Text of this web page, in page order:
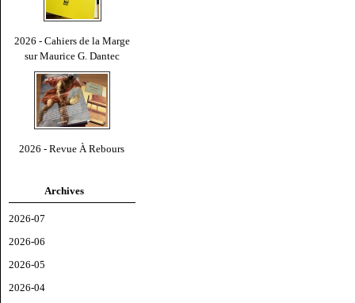
2026 - Cahiers de la Marge
sur Maurice G. Dantec
2026 - Revue À Rebours
Archives
2026-07
2026-06
2026-05
2026-04